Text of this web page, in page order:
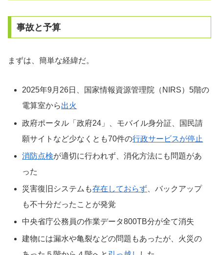
事故と予算
まずは、簡単な経緯だ。
2025年9月26日、国家情報資源管理院（NIRS）5階の
電算室から出火
政府ポータル「政府24」、モバイル身分証、国民請
願サイトなど少なくとも70件の行政サービスが停止
消防点検が適切に行われず、消化方法にも問題があ
った
災害復旧システムも存在しておらず 、バックアップ
も不十分だったことが発覚
中央省庁公務員の作業データ800TB分が全て消失
建物には漏水や亀裂などの問題もあったが、火災の